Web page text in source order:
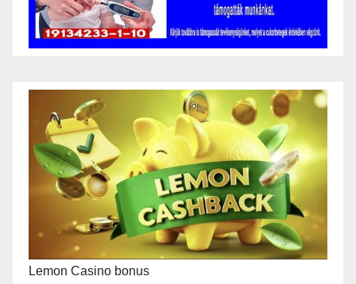
Lemon Casino bonus